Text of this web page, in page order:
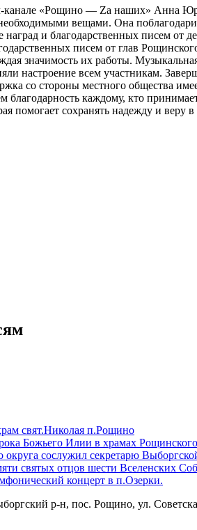
«Рощино — Za наших» Анна
вещами. Она
наград и благодарственных писем от
писем от глав
значимость их работы.
настроение всем участникам.
со стороны местного общества
каждому, кто
помогает сохранять надежду и веру
свят.Николая п.Рощино
Божьего Илии в храмах
сослужил секретарю
святых отцов шести Вселенских
концерт в п.Озерки.
р-н, пос. Рощино, ул.